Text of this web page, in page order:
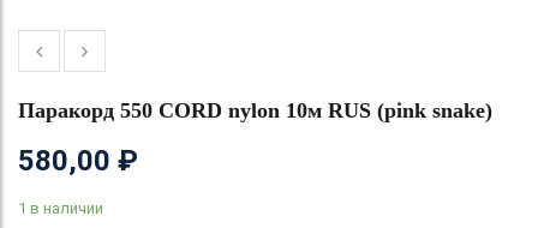
Паракорд 550 CORD nylon 10м RUS (pink snake)
580,00 ₽
1 в наличии